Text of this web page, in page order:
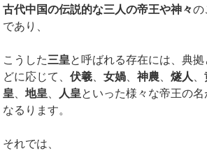
古代中国の伝説的な三人の帝王や神々の
であり、
こうした三皇と呼ばれる存在には、典
どに応じて、伏羲 、女媧 、神農 、燧人 、
皇 、地皇 人皇といった様々な帝王の
なるります。
それでは、